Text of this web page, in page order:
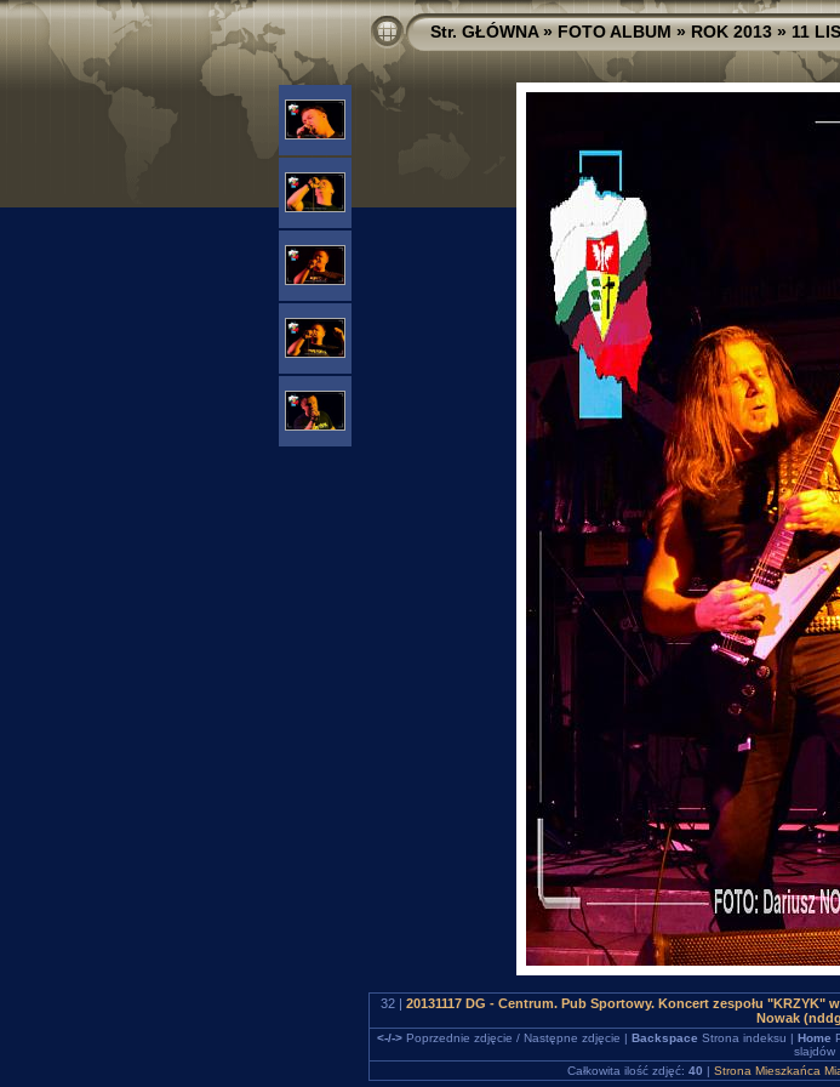
Str. GŁÓWNA»FOTO ALBUM»ROK 2013»11
32 | 20131117 DG - Centrum. Pub Sportowy. Koncert zespołu
Nowak
<-/->Poprzednie zdjęcie / Następne zdjęcie | Backspace Strona indeksu | Home
slajdów
Całkowita ilość zdjęć: 40 | Strona Mieszkańca